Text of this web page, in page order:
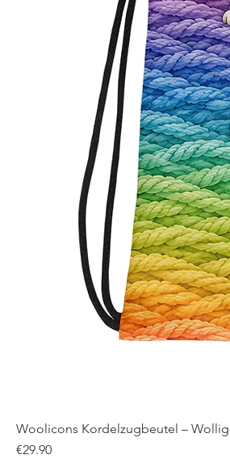
Woolicons Kordelzugbeutel –
Price
€29.90